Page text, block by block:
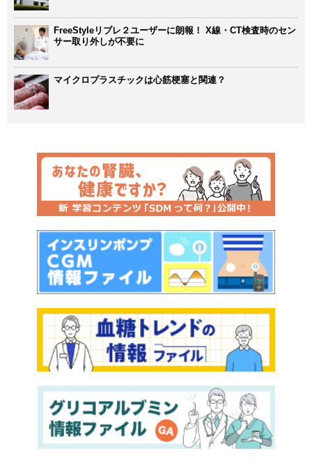
FreeStyleリブレ２ユーザーに朗報！ X線・CT検査時のセン
サー取り外しが不要に
マイクロプラスチックは心筋梗塞と関連？